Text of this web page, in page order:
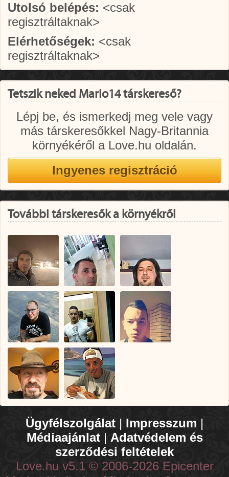
Utolsó belépés: <csak
regisztráltaknak>
Elérhetőségek: <csak
regisztráltaknak>
Tetszik neked Mario14 társkereső?
Lépj be, és ismerkedj meg vele vagy
más társkeresőkkel Nagy-Britannia
környékéről a Love.hu oldalán.
További társkeresők a környékről
Ügyfélszolgálat | Impresszum |
Médiaajánlat| Adatvédelem és
szerződési feltételek
Love.hu v5.1 © 2006-2026 Epicenter